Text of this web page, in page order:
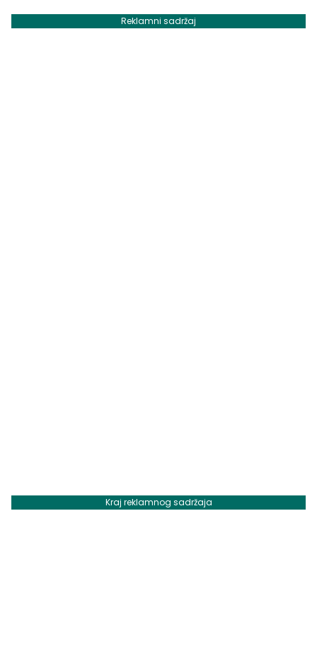
Reklamni sadržaj
Kraj reklamnog sadržaja